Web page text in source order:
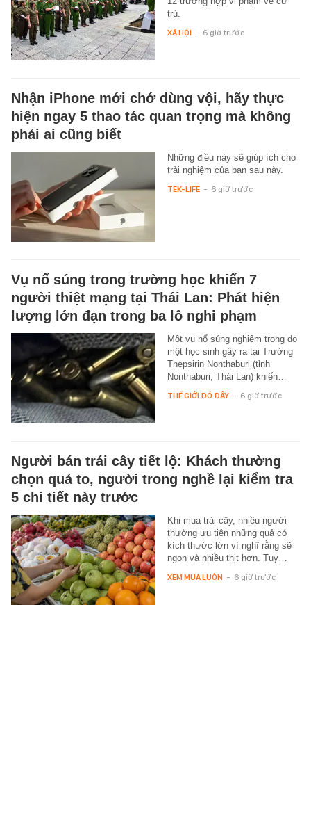
trú.
XÃ HỘI - 6 giờ trước
Nhận iPhone mới chớ dùng vội, hãy thực
hiện ngay 5 thao tác quan trọng mà không
phải ai cũng biết
Những điều này sẽ giúp ích cho
trải nghiệm của bạn sau này.
TEK-LIFE - 6 giờ trước
Vụ nổ súng trong trường học khiến 7
người thiệt mạng tại Thái Lan: Phát hiện
lượng lớn đạn trong ba lô nghi phạm
Một vụ nổ súng nghiêm trọng do
một học sinh gây ra tại Trường
Thepsirin Nonthaburi (tỉnh
Nonthaburi, Thái Lan) khiến…
THẾ GIỚI ĐÓ ĐÂY - 6 giờ trước
Người bán trái cây tiết lộ: Khách thường
chọn quả to, người trong nghề lại kiểm tra
5 chi tiết này trước
Khi mua trái cây, nhiều người
thường ưu tiên những quả có
kích thước lớn vì nghĩ rằng sẽ
ngon và nhiều thịt hơn. Tuy…
XEM MUA LUÔN - 6 giờ trước